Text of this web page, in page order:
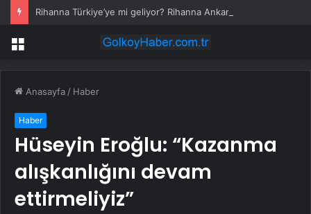
Menü
Anasayfa / Haber
Haber
Hüseyin Eroğlu: “Kazanma
alışkanlığını devam
ettirmeliyiz”